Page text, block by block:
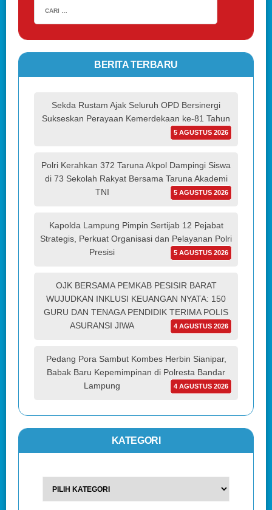
BERITA TERBARU
Sekda Rustam Ajak Seluruh OPD Bersinergi
Sukseskan Perayaan Kemerdekaan ke-81 Tahun
5 AGUSTUS 2026
Polri Kerahkan 372 Taruna Akpol Dampingi Siswa
di 73 Sekolah Rakyat Bersama Taruna Akademi
TNI
5 AGUSTUS 2026
Kapolda Lampung Pimpin Sertijab 12 Pejabat
Strategis, Perkuat Organisasi dan Pelayanan Polri
Presisi
5 AGUSTUS 2026
OJK BERSAMA PEMKAB PESISIR BARAT
WUJUDKAN INKLUSI KEUANGAN NYATA: 150
GURU DAN TENAGA PENDIDIK TERIMA POLIS
ASURANSI JIWA
4 AGUSTUS 2026
Pedang Pora Sambut Kombes Herbin Sianipar,
Babak Baru Kepemimpinan di Polresta Bandar
Lampung
4 AGUSTUS 2026
KATEGORI